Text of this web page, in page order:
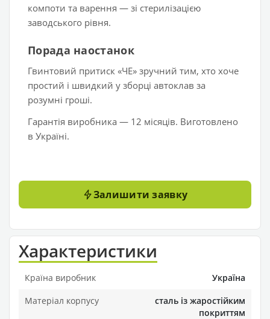
компоти та варення — зі стерилізацією
заводського рівня.
Порада наостанок
Гвинтовий притиск «ЧЕ» зручний тим, хто хоче
простий і швидкий у зборці автоклав за
розумні гроші.
Гарантія виробника — 12 місяців. Виготовлено
в Україні.
Залишити заявку
Характеристики
Країна виробник
Україна
Матеріал корпусу
сталь із жаростійким
покриттям